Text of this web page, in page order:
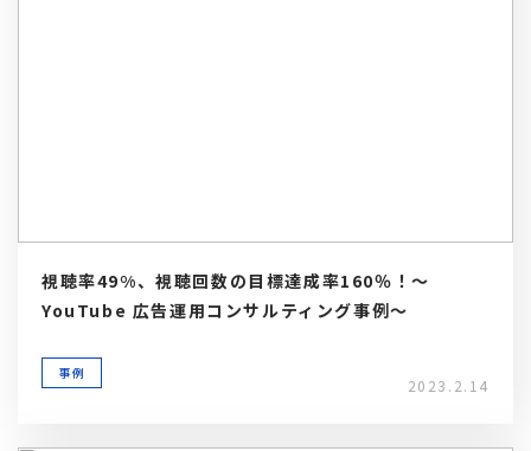
視聴率49%、視聴回数の目標達成率160％！～
YouTube 広告運用コンサルティング事例～
事例
2023.2.14